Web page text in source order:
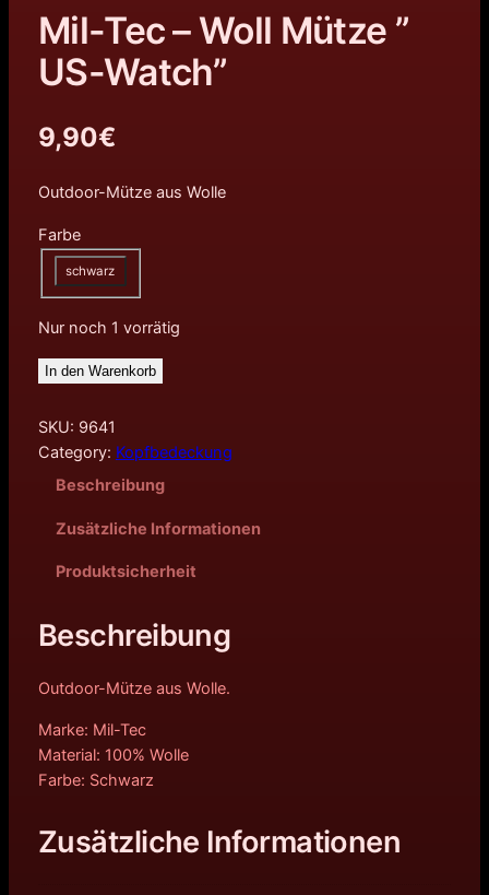
Mil-Tec – Woll Mütze ”
US-Watch”
9,90€
Outdoor-Mütze aus Wolle
Farbe
schwarz
Nur noch 1 vorrätig
In den Warenkorb
SKU: 9641
Category: Kopfbedeckung
Beschreibung
Zusätzliche Informationen
Produktsicherheit
Beschreibung
Outdoor-Mütze aus Wolle.
Marke: Mil-Tec
Material: 100% Wolle
Farbe: Schwarz
Zusätzliche Informationen